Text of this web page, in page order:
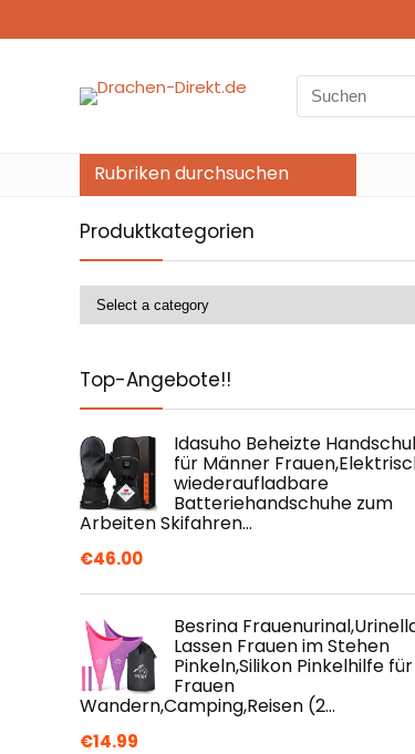
Search
for:
Rubriken durchsuchen
Produktkategorien
Top-Angebote!!
Idasuho Beheizte
für Männer
wiederaufladbare
Batteriehandschuhe zum
Arbeiten Skifahren…
€46.00
Besrina
Lassen Frauen im Stehen
Pinkeln,Silikon Pinkelhilfe für
Frauen
Wandern,Camping,Reisen (2…
€14.99